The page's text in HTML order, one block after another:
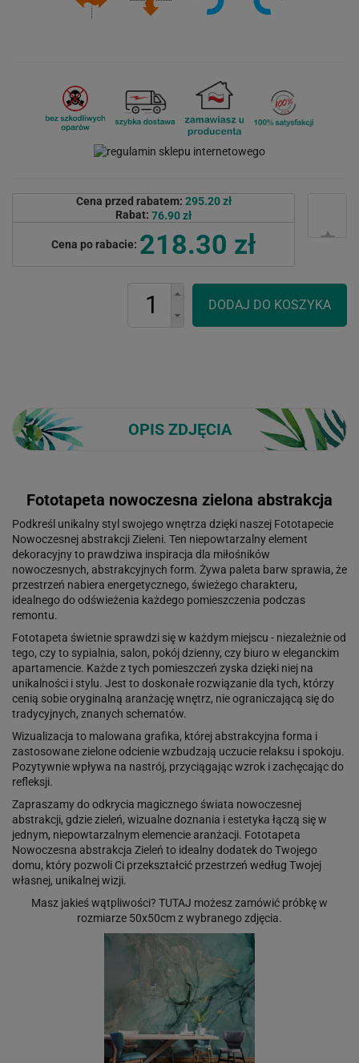
Cena przed rabatem: 295.20 zł
Rabat: 76.90 zł
Cena po rabacie: 218.30 zł
OPIS ZDJĘCIA
Fototapeta nowoczesna zielona abstrakcja
Podkreśl unikalny styl swojego wnętrza dzięki naszej Fototapecie
Nowoczesnej abstrakcji Zieleni. Ten niepowtarzalny element
dekoracyjny to prawdziwa inspiracja dla miłośników
nowoczesnych, abstrakcyjnych form. Żywa paleta barw sprawia, że
przestrzeń nabiera energetycznego, świeżego charakteru,
idealnego do odświeżenia każdego pomieszczenia podczas
remontu.
Fototapeta świetnie sprawdzi się w każdym miejscu - niezależnie od
tego, czy to sypialnia, salon, pokój dzienny, czy biuro w eleganckim
apartamencie. Każde z tych pomieszczeń zyska dzięki niej na
unikalności i stylu. Jest to doskonałe rozwiązanie dla tych, którzy
cenią sobie oryginalną aranżację wnętrz, nie ograniczającą się do
tradycyjnych, znanych schematów.
Wizualizacja to malowana grafika, której abstrakcyjna forma i
zastosowane zielone odcienie wzbudzają uczucie relaksu i spokoju.
Pozytywnie wpływa na nastrój, przyciągając wzrok i zachęcając do
refleksji.
Zapraszamy do odkrycia magicznego świata nowoczesnej
abstrakcji, gdzie zieleń, wizualne doznania i estetyka łączą się w
jednym, niepowtarzalnym elemencie aranżacji. Fototapeta
Nowoczesna abstrakcja Zieleń to idealny dodatek do Twojego
domu, który pozwoli Ci przekształcić przestrzeń według Twojej
własnej, unikalnej wizji.
Masz jakieś wątpliwości? TUTAJ możesz zamówić próbkę w
rozmiarze 50x50cm z wybranego zdjęcia.